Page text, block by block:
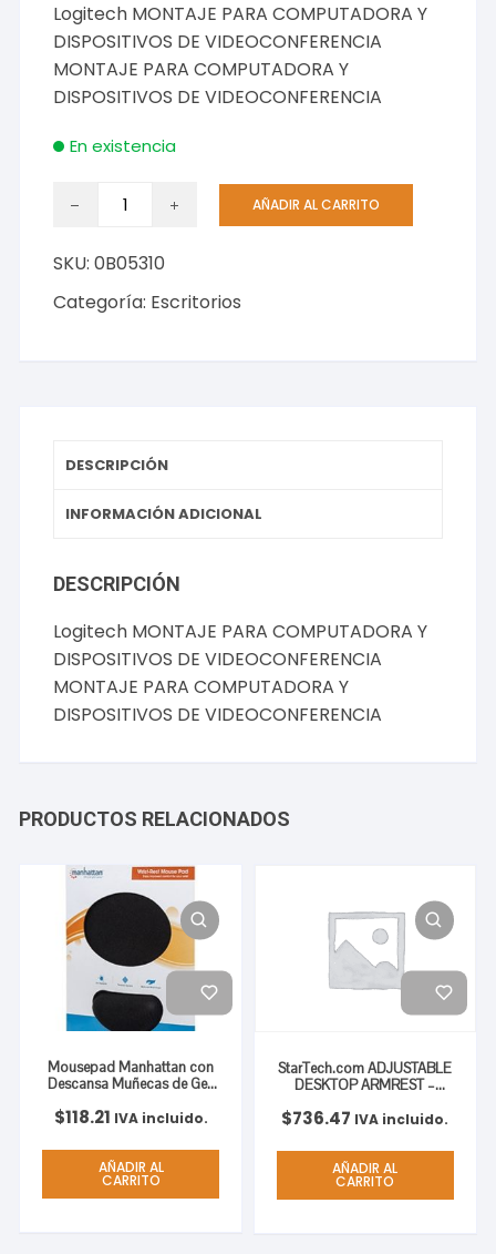
Logitech MONTAJE PARA COMPUTADORA Y
DISPOSITIVOS DE VIDEOCONFERENCIA
MONTAJE PARA COMPUTADORA Y
DISPOSITIVOS DE VIDEOCONFERENCIA
En existencia
Logitech
COMPUTADORA
Y
COMPUTADORA
DISPOSITIVOS
cantidad
AÑADIR AL CARRITO
SKU:0B05310
Categoría: Escritorios
DESCRIPCIÓN
INFORMACIÓN ADICIONAL
DESCRIPCIÓN
Logitech MONTAJE PARA COMPUTADORA Y
DISPOSITIVOS DE VIDEOCONFERENCIA
MONTAJE PARA COMPUTADORA Y
DISPOSITIVOS DE VIDEOCONFERENCIA
PRODUCTOS RELACIONADOS
Mousepad Manhattan con
Descansa Muñecas de Gel,
Negro MUNECAS TIPO GEL
$118.21 IVA incluido.
AÑADIR AL
CARRITO
StarTech.com ADJUSTABLE
DESKTOP ARMREST –
ADJUSTABLE DESKTOP
HOLES
$736.47 IVA incluido.
AÑADIR AL
CARRITO